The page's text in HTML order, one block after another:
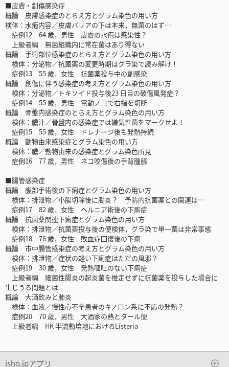
■皮膚・創傷感染症
概論 皮膚感染症のとらえ方とグラム染色の用い方
検体：水疱内容／皮膚バリアの下は本来，無菌のはず…
症例12 64 歳，男性 皮膚の水疱は感染性？
上級者編 無菌組織内に常在菌はあり得ない
概論 手術部位感染症のとらえ方とグラム染色の用い方
検体：分泌物／抗菌薬の変更時期はグラ染で読み解け！
症例13 55 歳，女性 抗菌薬投与中の創感染
概論 創傷に伴う感染症の考え方とグラム染色の用い方
検体：分泌物／トキソイド投与後23 日目の破傷風発症？
症例14 55 歳，男性 電動ノコで右指を切断
概論 骨盤内感染症のとらえ方とグラム染色の用い方
検体：膿汁／骨盤内の感染症では嫌気性菌をマークせよ！
症例15 55 歳，女性 ドレナージ後も発熱持続
概論 動物由来感染症とグラム染色の用い方
検体：膿／動物由来の感染症とグラム染色所見
症例16 77 歳，男性 ネコ咬傷後の手背腫脹
■腸管感染症
概論 腹部手術後の下痢症とグラム染色の用い方
検体：排泄物／小腸切除後に腸炎？ 予防的抗菌薬との関連は…
症例17 82 歳，女性 ヘルニア術後の下痢症
概論 抗菌薬関連下痢症とグラム染色の用い方
検体：排泄物／抗菌薬投与後の便検体，グラ染で単一菌は非常事態
症例18 76 歳，女性 敗血症回復後の下痢
概論 市中腸管感染症の考え方とグラム染色の用い方
検体：排泄物／症状の軽い下痢症はただの風邪？
症例19 30 歳，女性 発熱嘔吐のない下痢症
上級者編 細菌性腸炎の起炎菌を推定せずに抗菌薬を投与した場合に
生じうる問題とは
概論 大酒飲みと肺炎
検体：血液／慢性心不全患者のキノロン系に不応の発熱？
症例20 70 歳，男性 大酒家の熱とタール便
上級者編 HK 半流動培地におけるListeria
isho.jpアプリ